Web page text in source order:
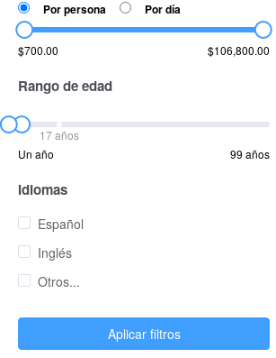
Por persona Por día
$700.00 $106,800.00
Rango de edad
17 años
Un año
99 años
Idiomas
Español
Inglés
Otros...
Aplicar filtros